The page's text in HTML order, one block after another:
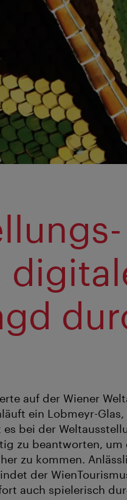
auf der Wiener
ein Lobmeyr-
bei der
zu beantworten,
zu kommen.
der
auch spielerisch